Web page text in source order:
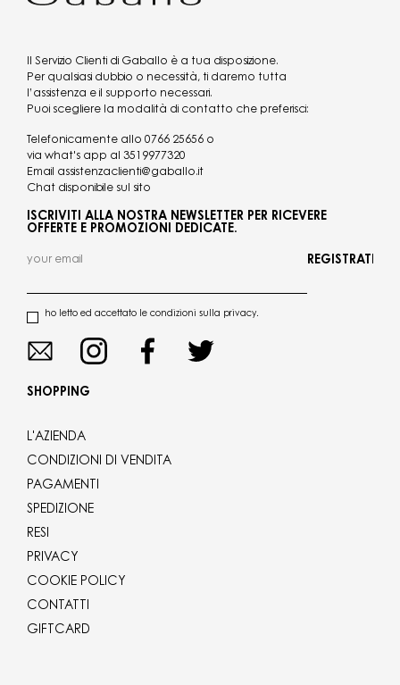
Il Servizio Clienti di Gaballo è a tua disposizione.
Per qualsiasi dubbio o necessità, ti daremo tutta
l’assistenza e il supporto necessari.
Puoi scegliere la modalità di contatto che preferisci:
Telefonicamente allo 0766 25656 o
via what's app al 3519977320
Email assistenzaclienti@gaballo.it
Chat disponibile sul sito
ISCRIVITI ALLA NOSTRA NEWSLETTER PER RICEVERE
OFFERTE E PROMOZIONI DEDICATE.
ho letto ed accettato le condizioni sulla privacy.
REGISTRATI
SHOPPING
L'AZIENDA
CONDIZIONI DI VENDITA
PAGAMENTI
SPEDIZIONE
RESI
PRIVACY
COOKIE POLICY
CONTATTI
GIFTCARD